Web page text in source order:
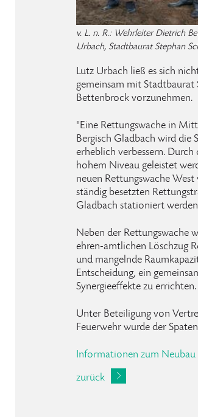
v. L. n. R.: Wehrleiter Dietrich
Urbach, Stadtbaurat Stephan
Lutz Urbach ließ es sich
gemeinsam mit
Bettenbrock vorzunehmen.
"Eine Rettungswache in
Bergisch Gladbach wird die
erheblich verbessern.
hohem Niveau geleistet
neuen Rettungswache
ständig besetzten
Gladbach stationiert
Neben der Rettungswache
ehren-amtlichen Löschzug
und mangelnde
Entscheidung, ein
Synergieeffekte zu errichten.
Unter Beteiligung von
Feuerwehr wurde der
Informationen zum Neubau
zurück